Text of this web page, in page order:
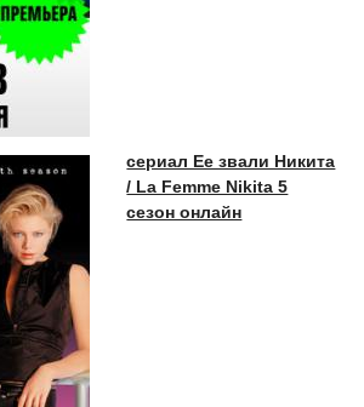
сериал Ее звали Никита
/ La Femme Nikita 5
сезон онлайн